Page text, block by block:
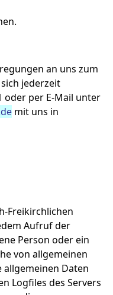
an uns zum
jederzeit
oder per E-Mail unter
mit uns in
Freikirchlichen
Aufruf der
Person oder ein
von allgemeinen
Daten
Logfiles des Servers